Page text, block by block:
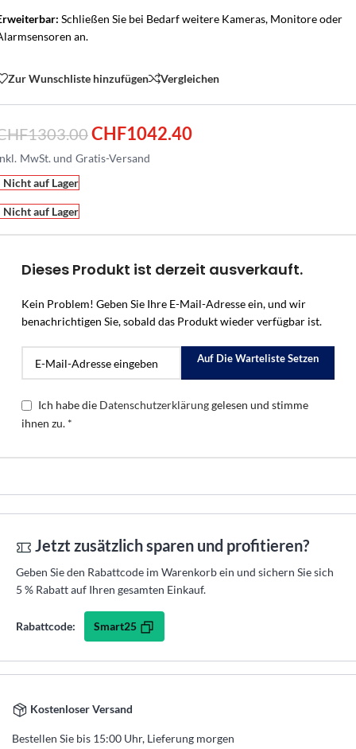
Schließen Sie bei Bedarf weitere Kameras, Monitore oder
an.
Zur Wunschliste hinzufügen Vergleichen
1303.00CHF1042.40
Nicht auf Lager
Nicht auf Lager
Dieses Produkt ist derzeit ausverkauft.
Kein Problem! Geben Sie Ihre E-Mail-Adresse ein, und wir
benachrichtigen Sie, sobald das Produkt wieder verfügbar ist.
Auf Die Warteliste Setzen
Ich habe die Datenschutzerklärunggelesen und stimme
ihnen zu. *
Jetzt zusätzlich sparen und profitieren?
Geben Sie den Rabattcode im Warenkorb ein und sichern Sie sich
5 % Rabatt auf Ihren gesamten Einkauf.
Rabattcode: Smart25
Kostenloser Versand
Bestellen Sie bis 15:00 Uhr, Lieferung morgen